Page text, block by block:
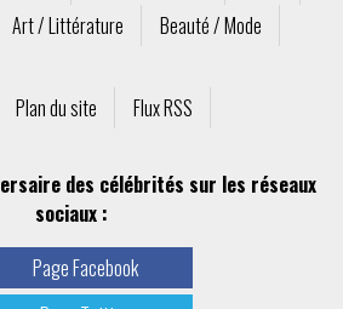
Art / Littérature
Beauté / Mode
Plan du site
Flux RSS
des célébrités sur les réseaux
sociaux :
Page Facebook